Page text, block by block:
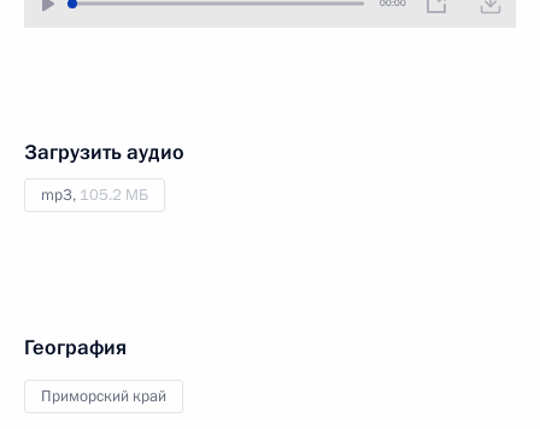
00:00
Загрузить аудио
mp3, 105.2 МБ
География
Приморский край